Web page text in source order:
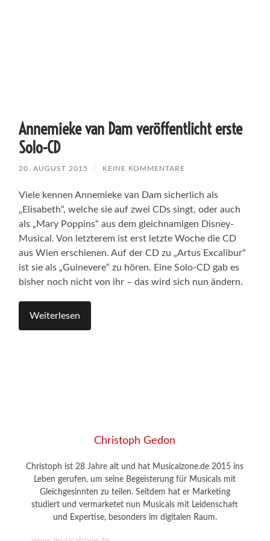
Annemieke van Dam veröffentlicht erste
Solo-CD
20. AUGUST 2015 / KEINE KOMMENTARE
Viele kennen Annemieke van Dam sicherlich als
„Elisabeth“, welche sie auf zwei CDs singt, oder auch
als „Mary Poppins“ aus dem gleichnamigen Disney-
Musical. Von letzterem ist erst letzte Woche die CD
aus Wien erschienen. Auf der CD zu „Artus Excalibur“
ist sie als „Guinevere“ zu hören. Eine Solo-CD gab es
bisher noch nicht von ihr – das wird sich nun ändern.
Weiterlesen
Christoph Gedon
Christoph ist 28 Jahre alt und hat Musicalzone.de 2015 ins
Leben gerufen, um seine Begeisterung für Musicals mit
Gleichgesinnten zu teilen. Seitdem hat er Marketing
studiert und vermarketet nun Musicals mit Leidenschaft
und Expertise, besonders im digitalen Raum.